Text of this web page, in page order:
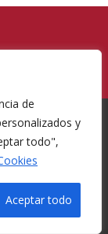
de
y
todo",
Aceptar todo
Murcia-